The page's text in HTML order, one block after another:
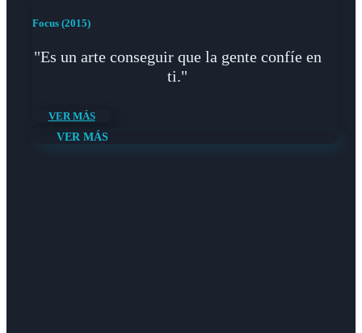
Focus (2015)
"Es un arte conseguir que la gente confíe en
ti."
VER MÁS
VER MÁS